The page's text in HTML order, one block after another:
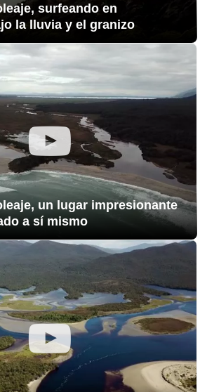
surfeando en
la lluvia y el granizo
un lugar impresionante
a sí mismo